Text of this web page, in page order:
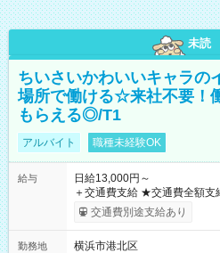
未読
ちいさいかわいいキャラの
場所で働ける☆来社不要！
もらえる◎/T1
アルバイト 職種未経験OK
給与
日給13,000円～
＋交通費支給 ★交通費全額支給！ ┗案件により規定あり ★日払
いOK！（規定あり） ┗働い
ンビニATMから 日払い分を引き落とせ
交通費別途支給あり
勤務地
横浜市港北区